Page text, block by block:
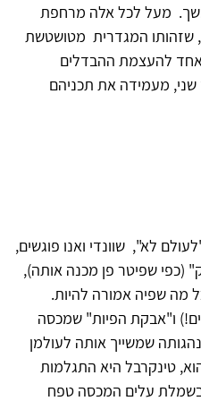
מעל לכל אלה מרחפת
שזהותו המגדרית מטושטשת
אחד להעצמת ההבדלים
שני, מעמידה את תכניהם
לא", שוונדי ואנו פוגשים,
(כפי שפיטר פן מכנה אותה),
מה שפיה אמורה להיות.
ו"אבקת הפיות" שמכסה
שמשייך אותה לעולמן
טינקרבל היא התגלמות
בשמלת עלים המכסה טפח